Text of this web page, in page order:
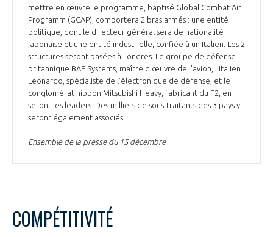
mettre en œuvre le programme, baptisé Global Combat Air
Programm (GCAP), comportera 2 bras armés : une entité
politique, dont le directeur général sera de nationalité
japonaise et une entité industrielle, confiée à un Italien. Les 2
structures seront basées à Londres. Le groupe de défense
britannique BAE Systems, maître d’œuvre de l’avion, l’italien
Leonardo, spécialiste de l’électronique de défense, et le
conglomérat nippon Mitsubishi Heavy, fabricant du F2, en
seront les leaders. Des milliers de sous-traitants des 3 pays y
seront également associés.
Ensemble de la presse du 15 décembre
COMPÉTITIVITÉ